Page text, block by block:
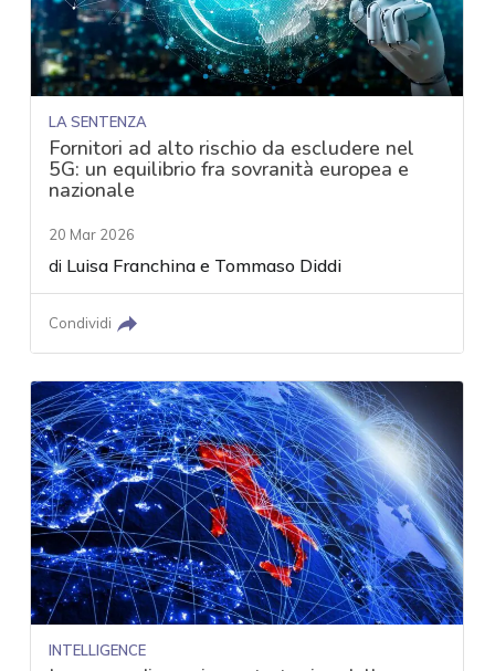
LA SENTENZA
Fornitori ad alto rischio da escludere nel
5G: un equilibrio fra sovranità europea e
nazionale
20 Mar 2026
di Luisa Franchina e Tommaso Diddi
Condividi
INTELLIGENCE